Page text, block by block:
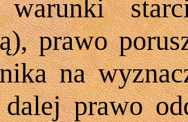
prawo
na
prawo